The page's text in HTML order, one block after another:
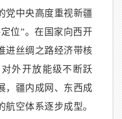
党中央高度重视新疆
位”。在国家向西开
进丝绸之路经济带核
外开放能级不断跃
，疆内成网、东西成
空体系逐步成型。